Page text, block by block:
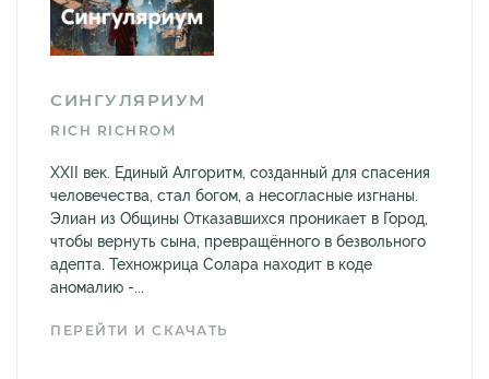
СИНГУЛЯРИУМ
RICH RICHROM
XXII век. Единый Алгоритм, созданный для спасения
человечества, стал богом, а несогласные изгнаны.
Элиан из Общины Отказавшихся проникает в Город,
чтобы вернуть сына, превращённого в безвольного
адепта. Техножрица Солара находит в коде
аномалию -...
ПЕРЕЙТИ И СКАЧАТЬ